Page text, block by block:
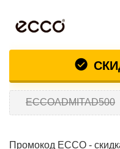
ECCOADMITAD500
Промокод ECCO -